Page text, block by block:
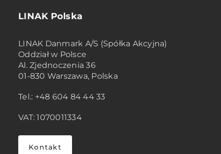
LINAK Polska
LINAK Danmark A/S (Spółka Akcyjna)
Oddział w Polsce
Al. Zjednoczenia 36
01-830 Warszawa, Polska
Tel.: +48 604 84 44 33
VAT: 1070011334
Kontakt